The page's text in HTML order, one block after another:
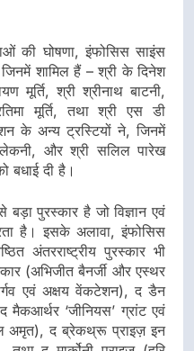
की घोषणा, इंफोसिस साइंस
जिनमें शामिल हैं – श्री के दिनेश
मूर्ति, श्री श्रीनाथ बाटनी,
मूर्ति, तथा श्री एस डी
के अन्य ट्रस्टियों ने, जिनमें
और श्री सलिल पारेख
बधाई दी है।
पुरस्कार है जो विज्ञान एवं
है। इसके अलावा, इंफोसिस
अंतरराष्ट्रीय पुरस्कार भी
(अभिजीत बैनर्जी और एस्थर
एवं अक्षय वेंकटेशन), द डैन
‘जीनियस’ ग्रांट एवं
अमृत), द ब्रेकथ्रू प्राइज़ इन